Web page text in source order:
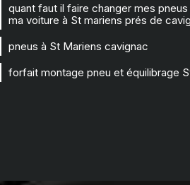
quant faut il faire changer mes
ma voiture à St mariens prés de
pneus à St Mariens cavignac
forfait montage pneu et équilibrage